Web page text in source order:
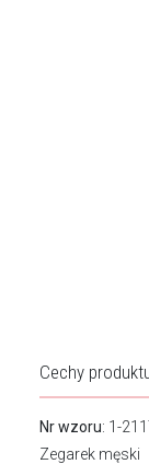
Cechy
Nr wzoru: 1-
Zegarek męski